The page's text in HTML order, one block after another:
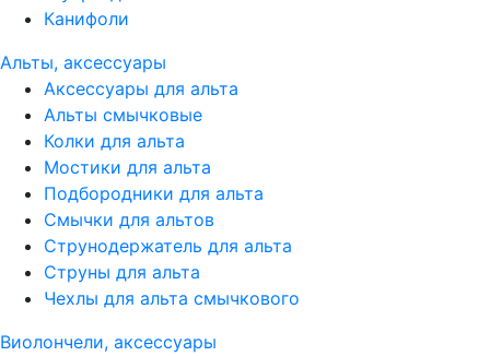
Канифоли
Альты, аксессуары
Аксессуары для альта
Альты смычковые
Колки для альта
Мостики для альта
Подбородники для альта
Смычки для альтов
Струнодержатель для альта
Струны для альта
Чехлы для альта смычкового
Виолончели, аксессуары